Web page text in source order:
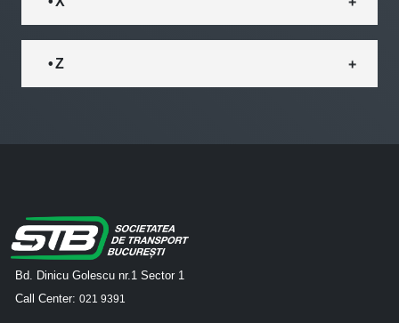
• Z
Bd. Dinicu Golescu nr.1 Sector 1
Call Center: 021 9391